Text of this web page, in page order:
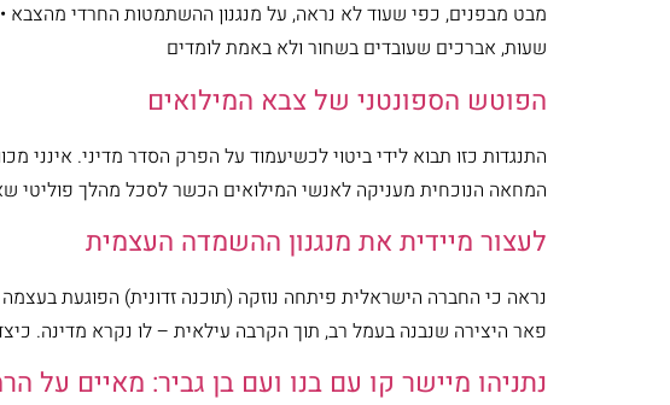
מבט מבפנים, כפי שעוד לא נראה, על מנגנון ההשתמטות החרדי
שעות, אברכים שעובדים בשחור ולא באמת לומדים
הפוטש הספונטני של צבא המילואים
התנגדות כזו תבוא לידי ביטוי לכשיעמוד על הפרק הסדר מדיני. אינני
המחאה הנוכחית מעניקה לאנשי המילואים הכשר לסכל מהלך פוליטי
לעצור מיידית את מנגנון ההשמדה העצמית
נראה כי החברה הישראלית פיתחה נוזקה (תוכנה זדונית) הפוגעת
פאר היצירה שנבנה בעמל רב, תוך הקרבה עילאית – לו נקרא מדינה.
נתניהו מיישר קו עם בנו ועם בן גביר: מאיים